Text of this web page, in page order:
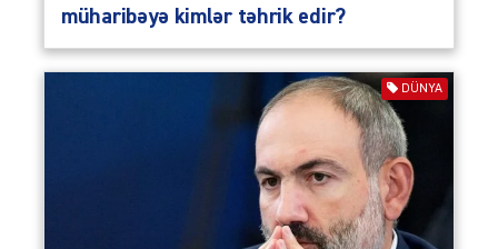
müharibəyə kimlər təhrik edir?
DÜNYA